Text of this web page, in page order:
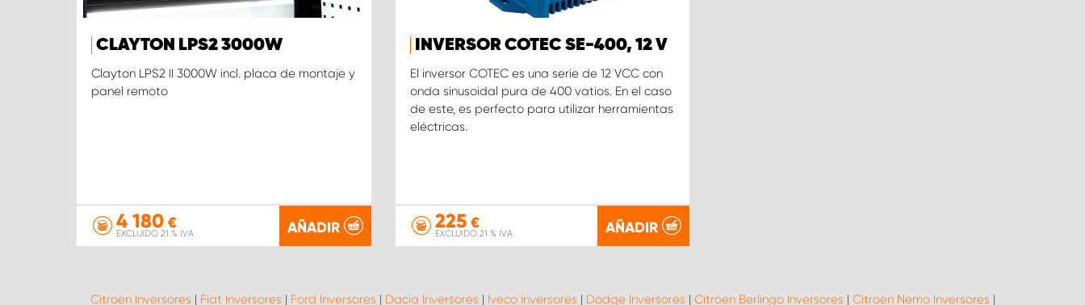
CLAYTON LPS2 3000W
Clayton LPS2 II 3000W incl. placa de montaje y
panel remoto
4 180 €
EXCLUIDO 21 % IVA AÑADIR
INVERSOR COTEC SE-400, 12 V
El inversor COTEC es una serie de 12 VCC con
onda sinusoidal pura de 400 vatios. En el caso
de este, es perfecto para utilizar herramientas
eléctricas.
225€
EXCLUIDO 21 % IVA AÑADIR
Citroen Inversores | Fiat Inversores | Ford Inversores | Dacia Inversores | Iveco Inversores | Dodge Inversores | Citroen Berlingo Inversores | Citroen Nemo Inversores |